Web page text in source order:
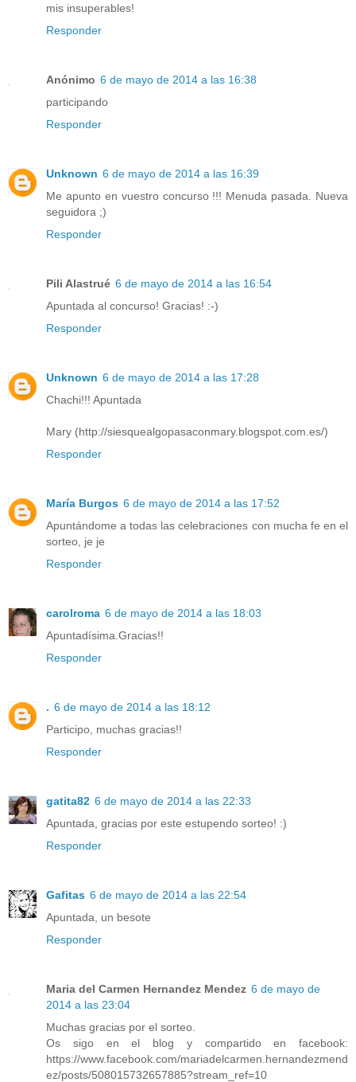
mis insuperables!
Responder
Anónimo 6 de mayo de 2014 a las 16:38
participando
Responder
Unknown 6 de mayo de 2014 a las 16:39
Me apunto en vuestro concurso !!! Menuda pasada. Nueva
seguidora ;)
Responder
Pili Alastrué 6 de mayo de 2014 a las 16:54
Apuntada al concurso! Gracias! :-)
Responder
Unknown 6 de mayo de 2014 a las 17:28
Chachi!!! Apuntada
Mary (http://siesquealgopasaconmary.blogspot.com.es/)
Responder
María Burgos 6 de mayo de 2014 a las 17:52
Apuntándome a todas las celebraciones con mucha fe en el
sorteo, je je
Responder
carolroma 6 de mayo de 2014 a las 18:03
Apuntadísima.Gracias!!
Responder
. 6 de mayo de 2014 a las 18:12
Participo, muchas gracias!!
Responder
gatita82 6 de mayo de 2014 a las 22:33
Apuntada, gracias por este estupendo sorteo! :)
Responder
Gafitas 6 de mayo de 2014 a las 22:54
Apuntada, un besote
Responder
Maria del Carmen Hernandez Mendez 6 de mayo de
2014 a las 23:04
Muchas gracias por el sorteo.
Os sigo en el blog y compartido en facebook:
https://www.facebook.com/mariadelcarmen.hernandezmend
ez/posts/508015732657885?stream_ref=10